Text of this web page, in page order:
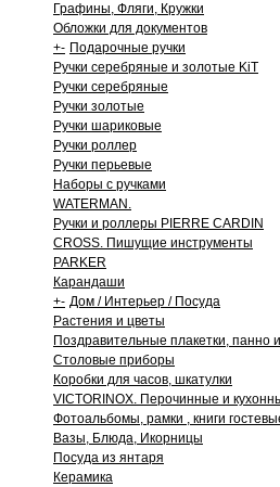
Графины, Фляги, Кружки
Обложки для документов
+- Подарочные ручки
Ручки серебряные и золотые KiT
Ручки серебряные
Ручки золотые
Ручки шариковые
Ручки роллер
Ручки перьевые
Наборы с ручками
WATERMAN.
Ручки и роллеры PIERRE CARDIN
CROSS. Пишущие инструменты
PARKER
Карандаши
+- Дом / Интерьер / Посуда
Растения и цветы
Поздравительные плакетки, панно
Столовые приборы
Коробки для часов, шкатулки
VICTORINOX. Перочинные и
Фотоальбомы, рамки , книги
Вазы, Блюда, Икорницы
Посуда из янтаря
Керамика